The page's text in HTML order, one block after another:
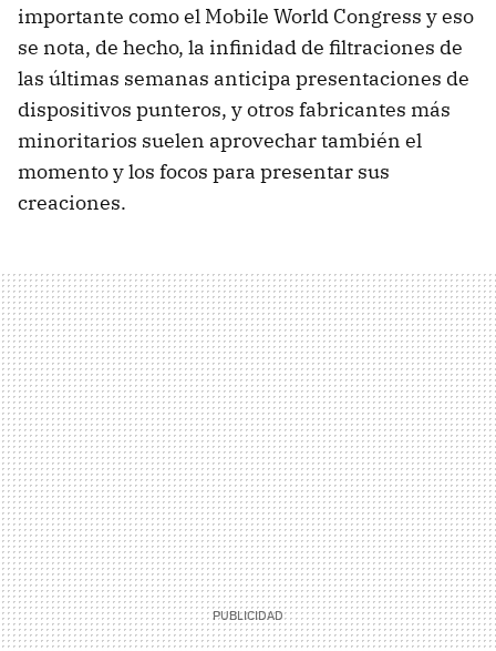
importante como el Mobile World Congress y eso
se nota, de hecho, la infinidad de filtraciones de
las últimas semanas anticipa presentaciones de
dispositivos punteros, y otros fabricantes más
minoritarios suelen aprovechar también el
momento y los focos para presentar sus
creaciones.